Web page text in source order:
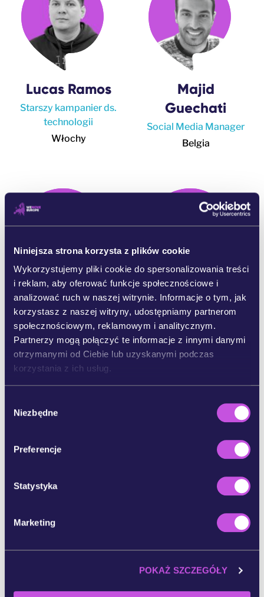
Niniejsza strona korzysta z plików cookie
Wykorzystujemy pliki cookie do spersonalizowania treści
i reklam, aby oferować funkcje społecznościowe i
analizować ruch w naszej witrynie. Informacje o tym, jak
korzystasz z naszej witryny, udostępniamy partnerom
społecznościowym, reklamowym i analitycznym.
Partnerzy mogą połączyć te informacje z innymi danymi
otrzymanymi od Ciebie lub uzyskanymi podczas
korzystania z ich usług.
Niezbędne
Preferencje
Statystyka
Marketing
POKAŻ SZCZEGÓŁY
Lucas Ramos
Starszy kampanier ds.
technologii
Włochy
Majid
Guechati
Social Media Manager
Belgia
Matilda
Borgström
Digital Campaigner
Wielka Brytania
Olga Iskra
Kampanierka
Polska
wykonawcza
Rachel
Walker-Konno
Dyrektorka ds.
kampanii